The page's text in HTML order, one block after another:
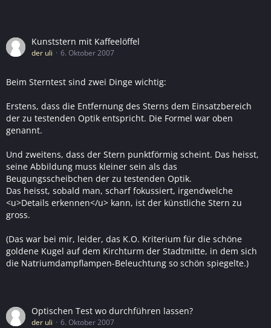
Kunststern mit Kaffeelöffel
der uli 6. Oktober 2007
Beim Sterntest sind zwei Dinge wichtig:
Erstens, dass die Entfernung des Sterns dem Einsatzbereich
der zu testenden Optik entspricht. Die Formel war oben
genannt.
Und zweitens, dass der Stern punktförmig scheint. Das heisst,
seine Abbildung muss kleiner sein als das
Beugungsscheibchen der zu testenden Optik.
Das heisst, sobald man, scharf fokussiert, irgendwelche
<u>Details erkennen</u> kann, ist der künstliche Stern zu
gross.
(Das war bei mir, leider, das K.O. Kriterium für die schöne
goldene Kugel auf dem Kirchturm der Stadtmitte, in dem sich
die Natriumdampflampen-Beleuchtung so schön spiegelte.)
Optischen Test wo durchführen lassen?
der uli 6. Oktober 2007